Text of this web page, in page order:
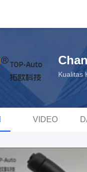
Kualitas
VIDEO